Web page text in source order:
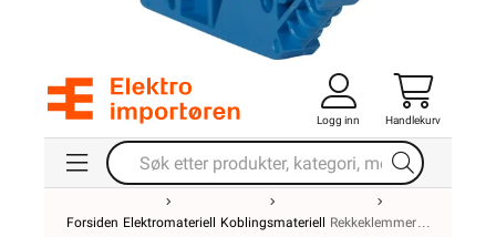
Logg inn Handlekurv
Forsiden Elektromateriell Koblingsmateriell Rekkeklemmer